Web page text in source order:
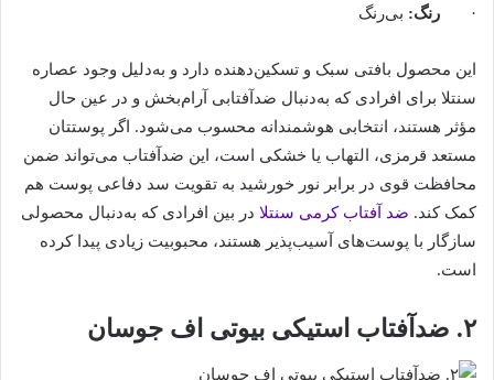
· رنگ: بی‌رنگ
این محصول بافتی سبک و تسکین‌دهنده دارد و به‌دلیل وجود عصاره
سنتلا برای افرادی که به‌دنبال ضدآفتابی آرام‌بخش و در عین حال
مؤثر هستند، انتخابی هوشمندانه محسوب می‌شود. اگر پوستتان
مستعد قرمزی، التهاب یا خشکی است، این ضدآفتاب می‌تواند ضمن
محافظت قوی در برابر نور خورشید به تقویت سد دفاعی پوست هم
کمک کند. ضد آفتاب کرمی سنتلا در بین افرادی که به‌دنبال محصولی
سازگار با پوست‌های آسیب‌پذیر هستند، محبوبیت زیادی پیدا کرده
است.
۲. ضدآفتاب استیکی بیوتی اف جوسان